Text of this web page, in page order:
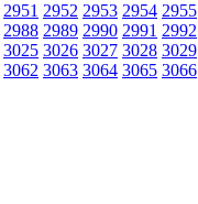
2951 2952 2953 2954 2955
2988 2989 2990 2991 2992
3025 3026 3027 3028 3029
3062 3063 3064 3065 3066